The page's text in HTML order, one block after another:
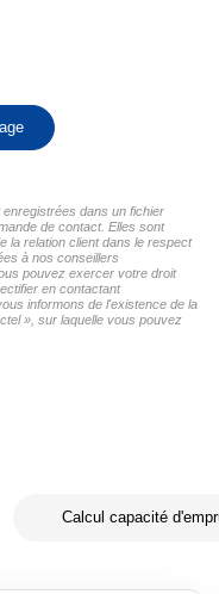
dans un fichier
de contact. Elles sont
la relation client dans le respect
à nos conseillers
pouvez exercer votre droit
en contactant
informons de l'existence de la
», sur laquelle vous pouvez
Calcul capacité